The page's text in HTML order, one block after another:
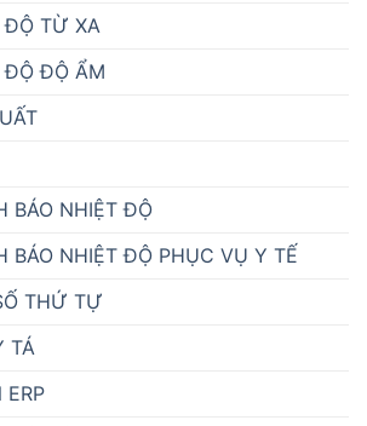
ĐỘ TỪ XA
ĐỘ ĐỘ ẨM
BÁO NHIỆT ĐỘ
BÁO NHIỆT ĐỘ PHỤC VỤ Y TẾ
THỨ TỰ
TÁ
ERP